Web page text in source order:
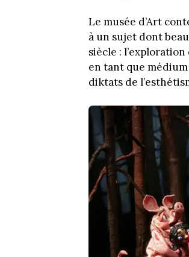
Le musée d’Art
à un sujet dont
siècle :
en tant que
diktats de